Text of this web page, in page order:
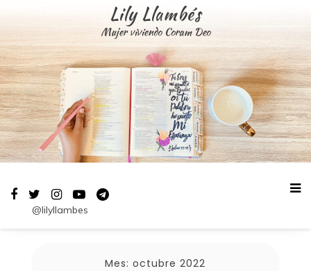
Lily Llambés
Mujer viviendo Coram Deo
@lilyllambes
Mes:octubre 2022